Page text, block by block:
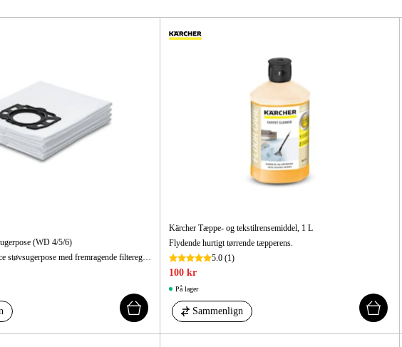
Maskintilbehør Og
(WD 4/5/6)
4 stk. slidstærke fleece støvsugerpose med fremragende filteregenskaber.
Kärcher Tæppe- og tekstilrensemiddel, 1 L
Flydende hurtigt tørrende tæpperens.
5.0(1)
100 kr
På lager
Sammenlign